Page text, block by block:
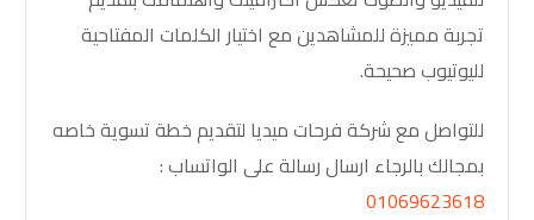
تجربة مميزة للمشاهدين مع اختيار الكلمات المفتاحية
لليوتيوب صحيحة.
للتواصل مع شركة فرحات ميديا لتقديم خطة تسوية خاصه
بمجالك بالرجاء ارسال رسالة على الواتساب :
01069623618